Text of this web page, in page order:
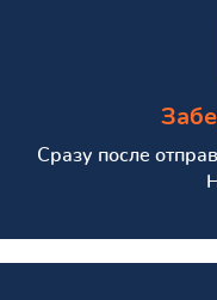
Сразу после